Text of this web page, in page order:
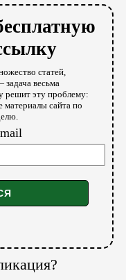
статей,
задача весьма
решит эту проблему:
сайта по